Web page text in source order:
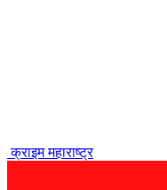
क्राइम महाराष्ट्र